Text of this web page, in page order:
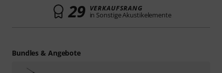
29 VERKAUFSRANG
in Sonstige Akustikelemente
Bundles & Angebote